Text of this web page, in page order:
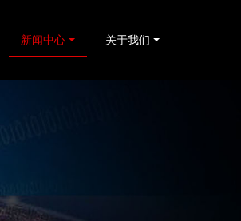
新闻中心 关于我们